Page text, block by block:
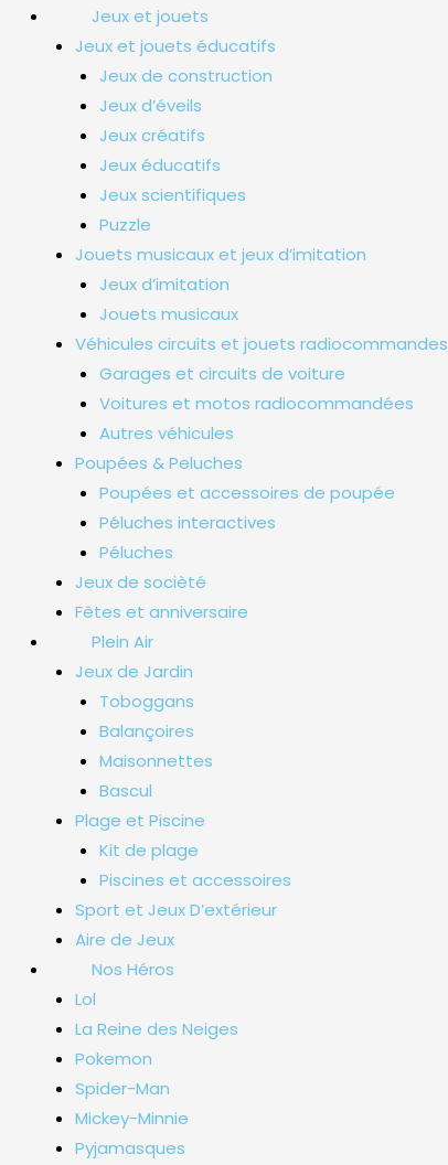
Jeux et jouets
Jeux et jouets éducatifs
Jeux de construction
Jeux d’éveils
Jeux créatifs
Jeux éducatifs
Jeux scientifiques
Puzzle
Jouets musicaux et jeux d’imitation
Jeux d’imitation
Jouets musicaux
Véhicules circuits et jouets radiocommandes
Garages et circuits de voiture
Voitures et motos radiocommandées
Autres véhicules
Poupées & Peluches
Poupées et accessoires de poupée
Péluches interactives
Péluches
Jeux de socièté
Fêtes et anniversaire
Plein Air
Jeux de Jardin
Toboggans
Balançoires
Maisonnettes
Bascul
Plage et Piscine
Kit de plage
Piscines et accessoires
Sport et Jeux D’extérieur
Aire de Jeux
Nos Héros
Lol
La Reine des Neiges
Pokemon
Spider-Man
Mickey-Minnie
Pyjamasques